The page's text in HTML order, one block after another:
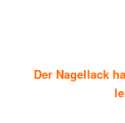
Der Nagellack